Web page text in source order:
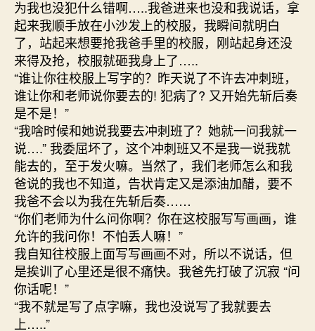
为我也没犯什么错啊…..我爸进来也没和我说话，拿
起来我顺手放在小沙发上的校服，我瞬间就明白
了，站起来想要抢我爸手里的校服，刚站起身还没
来得及抢，校服就砸我身上了…..
“谁让你往校服上写字的？昨天说了不许去冲刺班，
谁让你和老师说你要去的! 犯病了? 又开始先斩后奏
是不是！”
“我啥时候和她说我要去冲刺班了？她就一问我就一
说….” 我委屈坏了，这个冲刺班又不是我一说我就
能去的，至于发火嘛。当然了，我们老师怎么和我
爸说的我也不知道，告状肯定又是添油加醋，要不
我爸不会以为我在先斩后奏……
“你们老师为什么问你啊？你在这校服写写画画，谁
允许的我问你！不怕丢人嘛！”
我自知往校服上面写写画画不对，所以不说话，但
是挨训了心里还是很不痛快。我爸先打破了沉寂 “问
你话呢！”
“我不就是写了点字嘛，我也没说写了我就要去
上…..”